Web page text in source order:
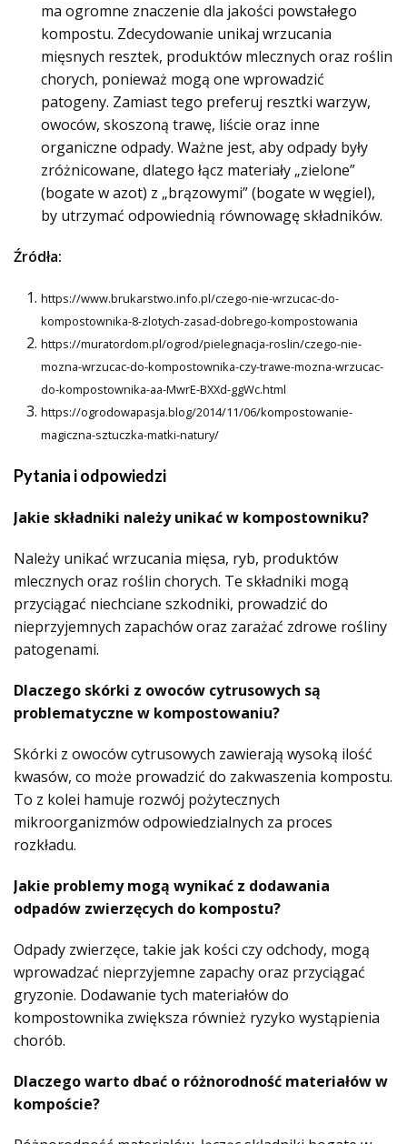
ma ogromne znaczenie dla jakości powstałego
kompostu. Zdecydowanie unikaj wrzucania
mięsnych resztek, produktów mlecznych oraz roślin
chorych, ponieważ mogą one wprowadzić
patogeny. Zamiast tego preferuj resztki warzyw,
owoców, skoszoną trawę, liście oraz inne
organiczne odpady. Ważne jest, aby odpady były
zróżnicowane, dlatego łącz materiały „zielone”
(bogate w azot) z „brązowymi” (bogate w węgiel),
by utrzymać odpowiednią równowagę składników.
Źródła:
https://www.brukarstwo.info.pl/czego-nie-wrzucac-do-
kompostownika-8-zlotych-zasad-dobrego-kompostowania
https://muratordom.pl/ogrod/pielegnacja-roslin/czego-nie-
mozna-wrzucac-do-kompostownika-czy-trawe-mozna-wrzucac-
do-kompostownika-aa-MwrE-BXXd-ggWc.html
https://ogrodowapasja.blog/2014/11/06/kompostowanie-
magiczna-sztuczka-matki-natury/
Pytania i odpowiedzi
Jakie składniki należy unikać w kompostowniku?
Należy unikać wrzucania mięsa, ryb, produktów
mlecznych oraz roślin chorych. Te składniki mogą
przyciągać niechciane szkodniki, prowadzić do
nieprzyjemnych zapachów oraz zarażać zdrowe rośliny
patogenami.
Dlaczego skórki z owoców cytrusowych są
problematyczne w kompostowaniu?
Skórki z owoców cytrusowych zawierają wysoką ilość
kwasów, co może prowadzić do zakwaszenia kompostu.
To z kolei hamuje rozwój pożytecznych
mikroorganizmów odpowiedzialnych za proces
rozkładu.
Jakie problemy mogą wynikać z dodawania
odpadów zwierzęcych do kompostu?
Odpady zwierzęce, takie jak kości czy odchody, mogą
wprowadzać nieprzyjemne zapachy oraz przyciągać
gryzonie. Dodawanie tych materiałów do
kompostownika zwiększa również ryzyko wystąpienia
chorób.
Dlaczego warto dbać o różnorodność materiałów w
kompoście?